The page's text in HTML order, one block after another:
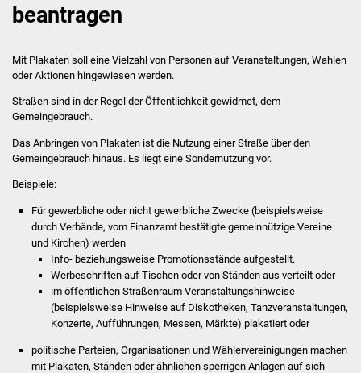
Kontakt
Veröffentlichungen
Wahlen
Jubiläumsjahr 2021
Partnerstädte
Projekte
beantragen
Mit Plakaten soll eine Vielzahl von Personen auf Veranstaltungen, Wahlen
oder Aktionen hingewiesen werden.
Straßen sind in der Regel der Öffentlichkeit gewidmet, dem
Gemeingebrauch.
Das Anbringen von Plakaten ist die Nutzung einer Straße über den
Gemeingebrauch hinaus. Es liegt eine Sondernutzung vor.
Beispiele:
Für gewerbliche oder nicht gewerbliche Zwecke (beispielsweise
durch Verbände, vom Finanzamt bestätigte gemeinnützige Vereine
und Kirchen) werden
Info- beziehungsweise Promotionsstände aufgestellt,
Werbeschriften auf Tischen oder von Ständen aus verteilt oder
im öffentlichen Straßenraum Veranstaltungshinweise
(beispielsweise Hinweise auf Diskotheken, Tanzveranstaltungen,
Konzerte, Aufführungen, Messen, Märkte) plakatiert oder
politische Parteien, Organisationen und Wählervereinigungen machen
mit Plakaten, Ständen oder ähnlichen sperrigen Anlagen auf sich